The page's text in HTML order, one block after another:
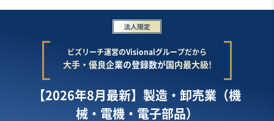
ビズリーチ運営のVisionalグループだから
大手・優良企業の登録数が国内最大級!
【2026年8月最新】製造・卸売業（機
械・電機・電子部品）